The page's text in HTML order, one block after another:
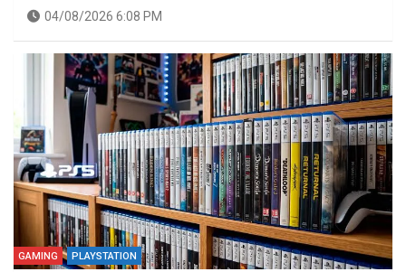
04/08/2026 6:08 PM
GAMING PLAYSTATION